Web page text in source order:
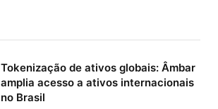
Tokenização de ativos globais: Âmbar
amplia acesso a ativos internacionais
no Brasil